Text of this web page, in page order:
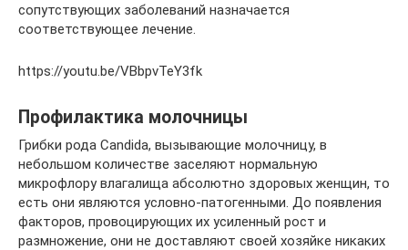
сопутствующих заболеваний назначается
соответствующее лечение.
https://youtu.be/VBbpvTeY3fk
Профилактика молочницы
Грибки рода Candida, вызывающие молочницу, в
небольшом количестве заселяют нормальную
микрофлору влагалища абсолютно здоровых женщин, то
есть они являются условно-патогенными. До появления
факторов, провоцирующих их усиленный рост и
размножение, они не доставляют своей хозяйке никаких